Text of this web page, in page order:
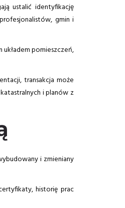
ustalić identyfikację
gmin i
pomieszczeń,
transakcja może
i planów z
i zmieniany
historię prac